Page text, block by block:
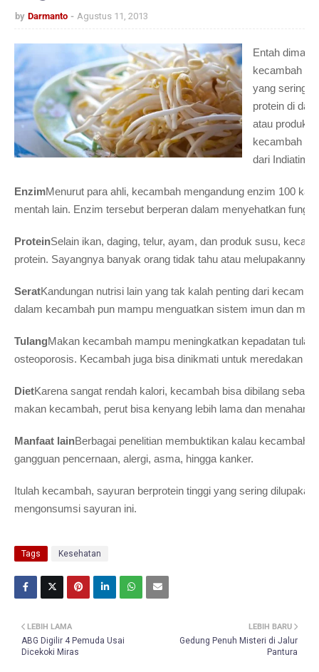
by Darmanto Agustus 11, 2013
Entah
kecambah
yang sering
protein di
atau produk
kecambah
dari
EnzimMenurut para ahli, kecambah mengandung enzim 100
mentah lain. Enzim tersebut berperan dalam menyehatkan
ProteinSelain ikan, daging, telur, ayam, dan produk susu,
protein. Sayangnya banyak orang tidak tahu atau melupakannya.
SeratKandungan nutrisi lain yang tak kalah penting dari
dalam kecambah pun mampu menguatkan sistem imun dan
TulangMakan kecambah mampu meningkatkan kepadatan
osteoporosis. Kecambah juga bisa dinikmati untuk meredakan
DietKarena sangat rendah kalori, kecambah bisa dibilang
makan kecambah, perut bisa kenyang lebih lama dan menahan
Manfaat lainBerbagai penelitian membuktikan kalau kecambah
gangguan pencernaan, alergi, asma, hingga kanker.
Itulah kecambah, sayuran berprotein tinggi yang sering
mengonsumsi sayuran ini.
Tags Kesehatan
LEBIH BARU
Gedung Penuh Misteri di Jalur
Pantura
LEBIH LAMA
ABG Digilir 4 Pemuda Usai
Dicekoki Miras